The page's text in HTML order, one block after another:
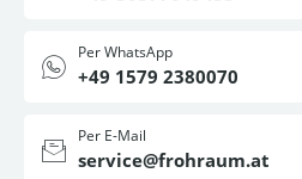
Per WhatsApp
+49 1579 2380070
Per E-Mail
service@frohraum.at